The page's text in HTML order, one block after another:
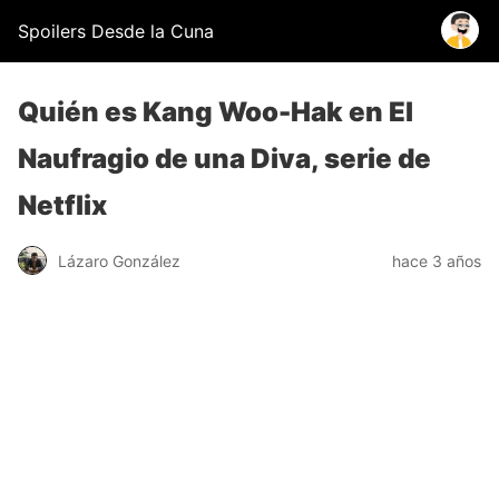
Spoilers Desde la Cuna
Quién es Kang Woo-Hak en El
Naufragio de una Diva, serie de
Netflix
Lázaro González hace 3 años